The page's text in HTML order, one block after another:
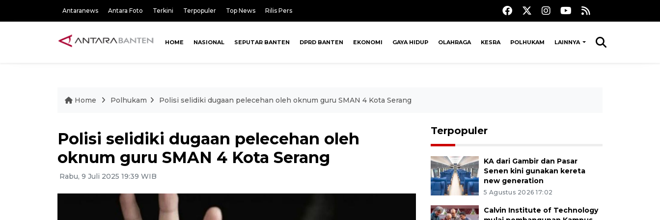
Antaranews Antara Foto Terkini Terpopuler Top News Rilis Pers
HOME NASIONAL SEPUTAR BANTEN DPRD BANTEN EKONOMI GAYA HIDUP OLAHRAGA KESRA POLHUKAM LAINNYA
Home Polhukam Polisi selidiki dugaan pelecehan oleh oknum guru SMAN 4 Kota Serang
Polisi selidiki dugaan pelecehan oleh
oknum guru SMAN 4 Kota Serang
Rabu, 9 Juli 2025 19:39 WIB
Terpopuler
KA dari Gambir dan Pasar
Senen kini gunakan kereta
new generation
5 Agustus 2026 17:02
Calvin Institute of Technology